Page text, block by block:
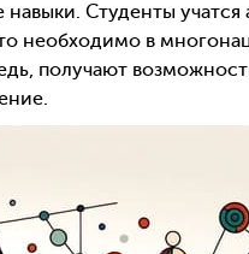
Студенты учатся
необходимо в
получают